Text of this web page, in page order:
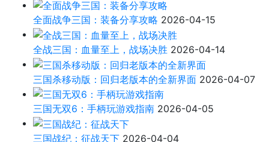
全面战争三国：装备分享攻略 2026-04-15
全战三国：血量至上，战场决胜 2026-04-14
三国杀移动版：回归老版本的全新界面 2026-04-07
三国无双6：手柄玩游戏指南 2026-04-05
三国战纪：征战天下 2026-04-04